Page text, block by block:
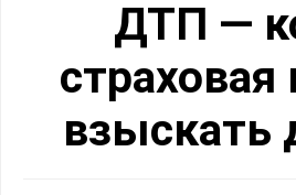
ДТП —
взыскать